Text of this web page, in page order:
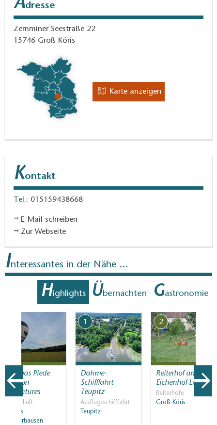
Kaminfeuer, ruhiger Ausklang auf der Terrasse mit
über den Baumkronen vor allem eins: Ruhe und einen
Adresse
Zemminer Seestraße 22
15746 Groß Köris
Karte anzeigen
Kontakt
Tel.: 015159438668
E-Mail schreiben
Zur Webseite
Interessantes in der Nähe ...
Highlights Übernachten Gastronomie
Thomas Piede
Balloon
Adventures
In der Luft
Königs
Wusterhausen
1
Dahme-
Schifffahrt-
Teupitz
Ausflugsschifffahrt
Teupitz
2
Reiterhof am
Eichenhof Löpten
Reiterhöfe
Groß Köris